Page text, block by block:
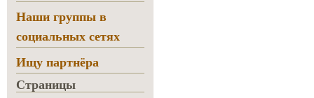
Наши группы в
социальных сетях
Ищу партнёра
Страницы